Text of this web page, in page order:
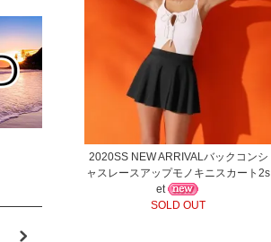
2020SS NEW ARRIVALバックコンシ
ャスレースアップモノキニスカート2s
et
SOLD OUT